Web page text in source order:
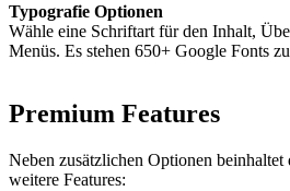
Typografie Optionen
Wähle eine Schriftart für den Inhalt,
Menüs. Es stehen 650+ Google Fonts
Premium Features
Neben zusätzlichen Optionen
weitere Features: